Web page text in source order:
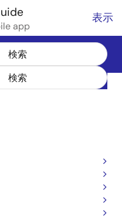
app
表示
マイクロプロセッサ
ス
スタムビ